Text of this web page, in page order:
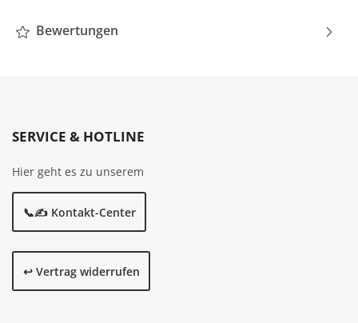
Bewertungen
SERVICE & HOTLINE
Hier geht es zu unserem
📞✍️ Kontakt-Center
↩️ Vertrag widerrufen